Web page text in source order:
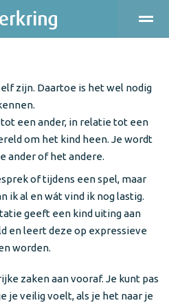
Agenda
zijn. Daartoe is het wel nodig
een ander, in relatie tot een
om het kind heen. Je wordt
ander of het andere.
of tijdens een spel, maar
ik al en wát vind ik nog lastig.
geeft een kind uiting aan
en leert deze op expressieve
worden.
zaken aan vooraf. Je kunt pas
je veilig voelt, als je het naar je